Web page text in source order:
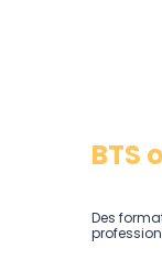
BTS
Des